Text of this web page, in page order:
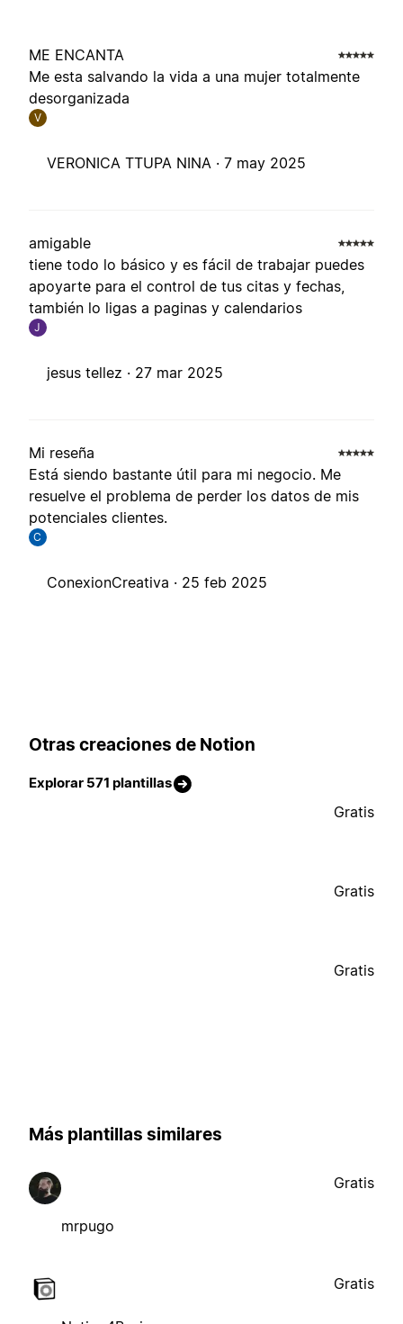
ME ENCANTA
Me esta salvando la vida a una mujer totalmente
desorganizada
V
VERONICA TTUPA NINA · 7 may 2025
amigable
tiene todo lo básico y es fácil de trabajar puedes
apoyarte para el control de tus citas y fechas,
también lo ligas a paginas y calendarios
J
jesus tellez · 27 mar 2025
Mi reseña
Está siendo bastante útil para mi negocio. Me
resuelve el problema de perder los datos de mis
potenciales clientes.
C
ConexionCreativa · 25 feb 2025
Otras creaciones de Notion
Explorar 571 plantillas
Gratis
Gratis
Gratis
Más plantillas similares
mrpugo
Gratis
Gratis